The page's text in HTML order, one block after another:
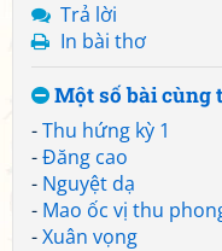
Trả lời
In bài thơ
Một số bài cùng
-Thu hứng kỳ 1
-Đăng cao
- Nguyệt dạ
- Mao ốc vị thu
-Xuân vọng